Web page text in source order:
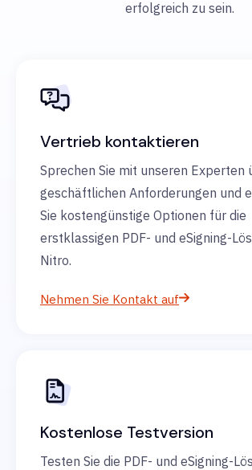
erfolgreich zu sein.
Vertrieb kontaktieren
Sprechen Sie mit unseren Experten
geschäftlichen Anforderungen und
Sie kostengünstige Optionen für die
erstklassigen PDF- und eSigning-
Nitro.
Nehmen Sie Kontakt auf
Kostenlose Testversion
Testen Sie die PDF- und eSigning-